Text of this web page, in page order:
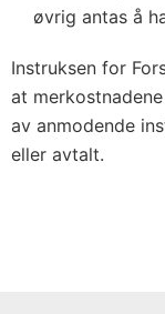
øvrig antas å
Instruksen for
at
av anmodende
eller avtalt.